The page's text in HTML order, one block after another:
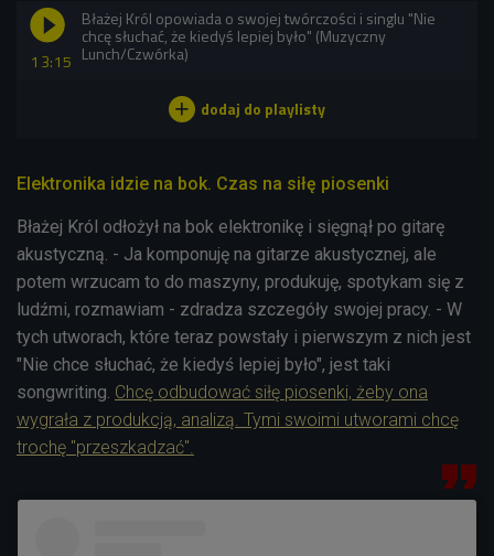
13:15
Błażej Król opowiada o swojej twórczości i singlu "Nie
chcę słuchać, że kiedyś lepiej było" (Muzyczny
Lunch/Czwórka)
Elektronika idzie na bok. Czas na siłę piosenki
Błażej Król odłożył na bok elektronikę i sięgnął po gitarę
akustyczną. - Ja komponuję na gitarze akustycznej, ale
potem wrzucam to do maszyny, produkuję, spotykam się z
ludźmi, rozmawiam - zdradza szczegóły swojej pracy. - W
tych utworach, które teraz powstały i pierwszym z nich jest
"Nie chce słuchać, że kiedyś lepiej było", jest taki
songwriting. Chcę odbudować siłę piosenki, żeby ona
wygrała z produkcją, analizą. Tymi swoimi utworami chcę
trochę "przeszkadzać".